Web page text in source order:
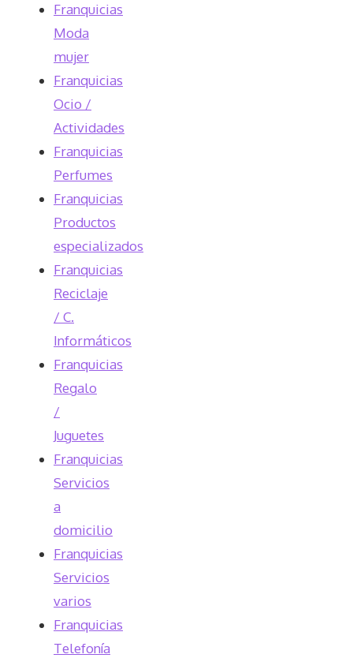
Franquicias
Moda
mujer
Franquicias
Ocio /
Actividades
Franquicias
Perfumes
Franquicias
Productos
especializados
Franquicias
Reciclaje
/ C.
Informáticos
Franquicias
Regalo
/
Juguetes
Franquicias
Servicios
a
domicilio
Franquicias
Servicios
varios
Franquicias
Telefonía